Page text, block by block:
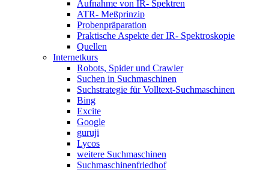
Aufnahme von IR- Spektren
ATR- Meßprinzip
Probenpräparation
Praktische Aspekte der IR- Spektroskopie
Quellen
Internetkurs
Robots, Spider und Crawler
Suchen in Suchmaschinen
Suchstrategie für Volltext-Suchmaschinen
Bing
Excite
Google
guruji
Lycos
weitere Suchmaschinen
Suchmaschinenfriedhof